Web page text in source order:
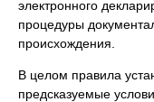
электронного
процедуры
происхождения.
В целом правила
предсказуемые